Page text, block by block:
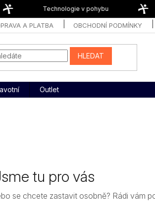
Technologie v pohybu
A PLATBA OBCHODNÍ PODMÍNKY
HLEDAT
Outlet
tu pro vás
se chcete zastavit osobně? Rádi vám